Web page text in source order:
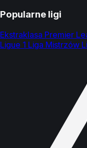
Popularne ligi
Ekstraklasa Premier
Ligue 1 Liga Mistrzów